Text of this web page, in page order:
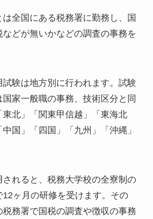
は全国にある税務署に勤務し、国
どが無いかなどの調査の事務を
験は地方別に行われます。試験
家一般職の事務、技術区分と同
東北」「関東甲信越」「東海北
国」「四国」「九州」「沖縄」
れると、税務大学校の全寮制の
ヶ月の研修を受けます。その
務署で国税の調査や徴収の事務